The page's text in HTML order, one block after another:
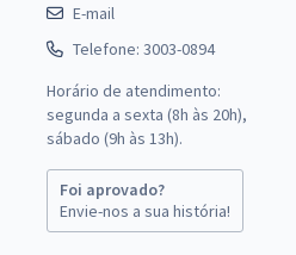
E-mail
Telefone: 3003-0894
Horário de atendimento:
segunda a sexta (8h às 20h),
sábado (9h às 13h).
Foi aprovado?
Envie-nos a sua história!